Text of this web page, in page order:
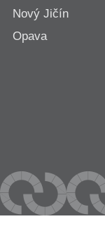
Nový Jičín
Opava